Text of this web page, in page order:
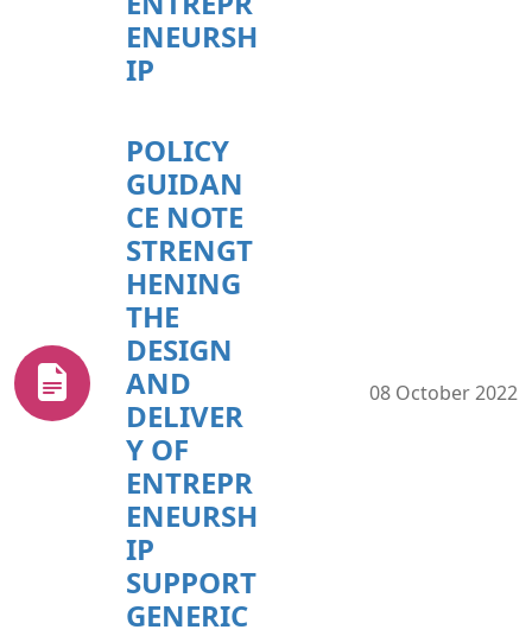
ENEURSH
IP
POLICY
GUIDAN
CE NOTE
STRENGT
HENING
THE
DESIGN
AND
DELIVER
Y OF
ENTREPR
ENEURSH
IP
SUPPORT
GENERIC
08 October 2022